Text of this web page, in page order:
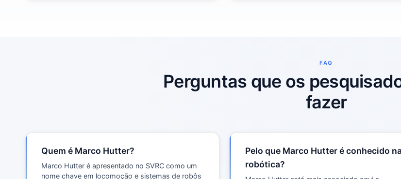
FAQ
Perguntas que os
fazer
Quem é Marco Hutter?
Marco Hutter é apresentado no SVRC como um
nome chave em locomoção e sistemas de robôs
Pelo que Marco Hutter é conhecido na
robótica?